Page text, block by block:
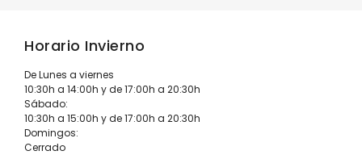
Horario Invierno
De Lunes a viernes
10:30h a 14:00h y de 17:00h a 20:30h
Sábado:
10:30h a 15:00h y de 17:00h a 20:30h
Domingos:
Cerrado